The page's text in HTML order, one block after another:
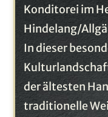
Konditorei im
Hindelang/
In dieser
der ältesten
traditionelle